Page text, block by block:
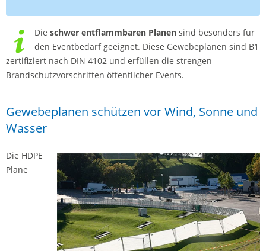
Die schwer entflammbaren Planen sind besonders für
den Eventbedarf geeignet. Diese Gewebeplanen sind B1
zertifiziert nach DIN 4102 und erfüllen die strengen
Brandschutzvorschriften öffentlicher Events.
Gewebeplanen schützen vor Wind, Sonne und
Wasser
Die HDPE
Plane